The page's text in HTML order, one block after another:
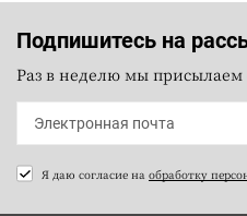
Подпишитесь на
Раз в неделю мы
Я даю согласие на обработку